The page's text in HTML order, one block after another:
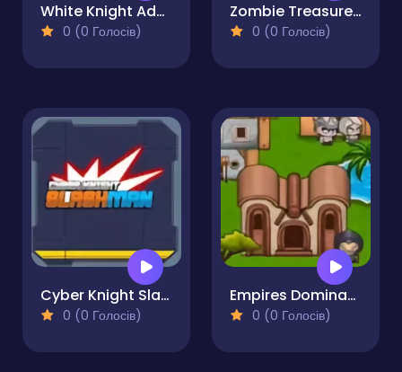
White Knight Adventure
0 (0 Голосів)
Zombie Treasure Adventure
0 (0 Голосів)
Cyber Knight Slashman
0 (0 Голосів)
Empires Domination
0 (0 Голосів)